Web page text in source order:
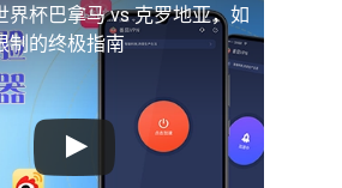
界杯巴拿马 vs 克罗地亚，如
制的终极指南